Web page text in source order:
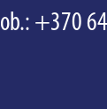
+370